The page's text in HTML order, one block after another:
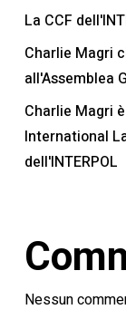
La CCF
Charlie Magri
all'Assemblea
Charlie Magri
International
dell'INTERPOL
Nessun